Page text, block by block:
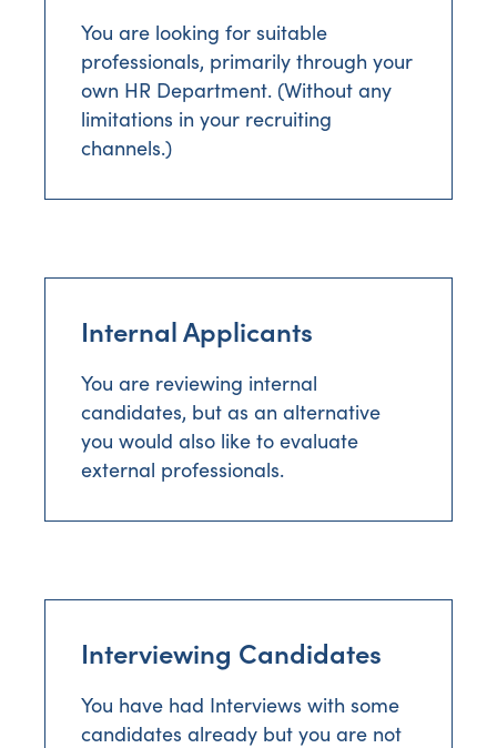
You are looking for suitable
professionals, primarily through your
own HR Department. (Without any
limitations in your recruiting
channels.)
Internal Applicants
You are reviewing internal
candidates, but as an alternative
you would also like to evaluate
external professionals.
Interviewing Candidates
You have had Interviews with some
candidates already but you are not